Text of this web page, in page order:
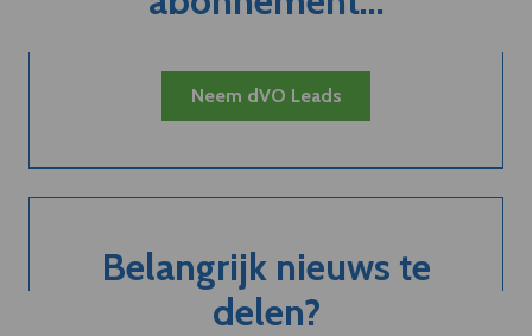
Neem dVO Leads
Belangrijk nieuws te
delen?